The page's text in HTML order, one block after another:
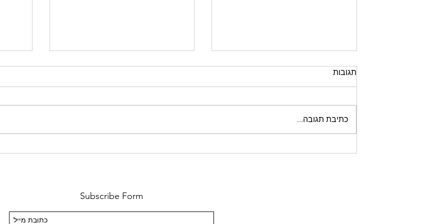
הישראלים בטור דה פראנס
משחק חינמי של רדבול אם עוד
גם
תגובות
כתיבת תגובה...
Subscribe Form